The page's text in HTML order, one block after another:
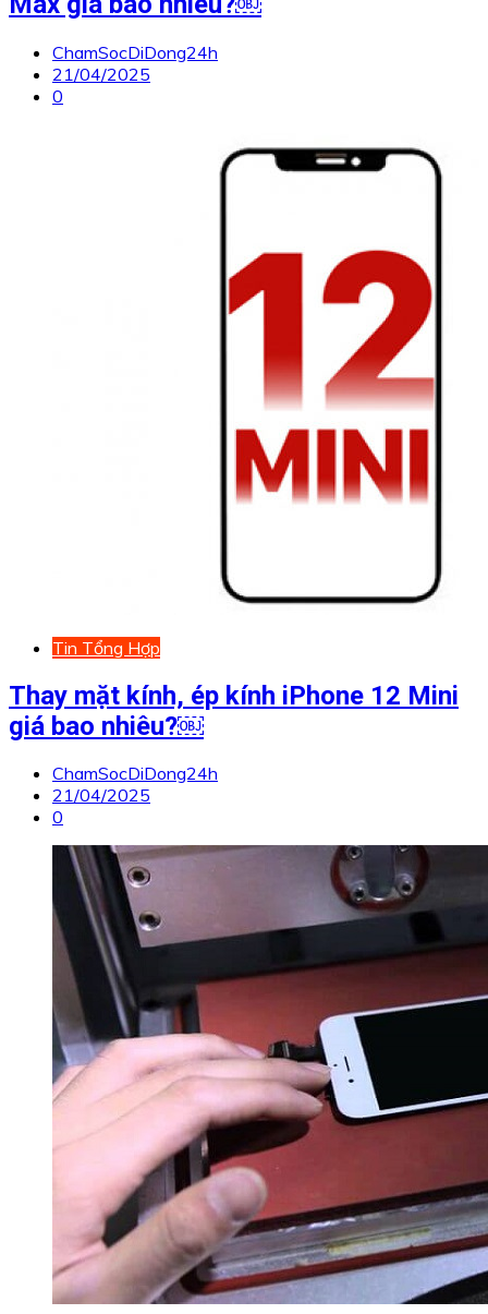
ChamSocDiDong24h
21/04/2025
0
Tin Tổng Hợp
Thay mặt kính, ép kính iPhone 12 Mini
giá bao nhiêu?￼
ChamSocDiDong24h
21/04/2025
0